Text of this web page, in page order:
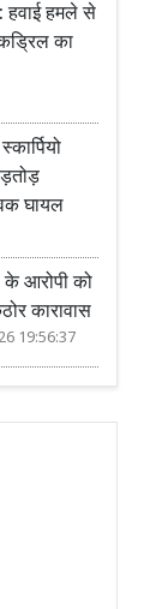
हमले से
का
घायल
आरोपी को
कारावास
19:56:37